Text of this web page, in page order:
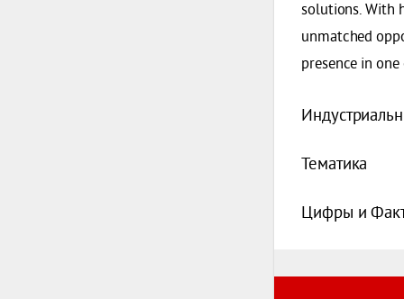
solutions. With
unmatched
presence in
Тематика
Цифры и